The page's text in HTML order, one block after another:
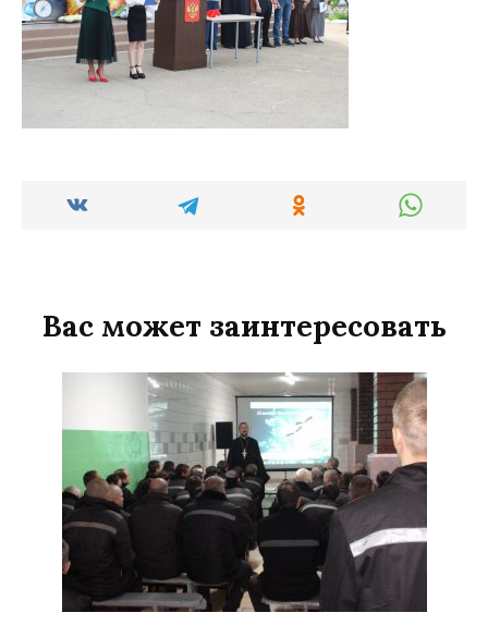
Вас может заинтересовать